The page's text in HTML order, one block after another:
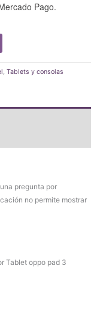
Pago.
, Tablets y consolas
pregunta por
no permite mostrar
Tablet oppo pad 3